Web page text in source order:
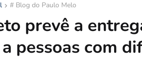
# Blog do Paulo Melo
prevê a
a pessoas com